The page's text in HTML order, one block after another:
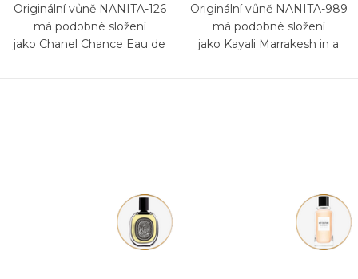
Originální vůně NANITA-126
má podobné složení
jako Chanel Chance Eau de
Originální vůně NANITA-989
má podobné složení
jako Kayali Marrakesh in a